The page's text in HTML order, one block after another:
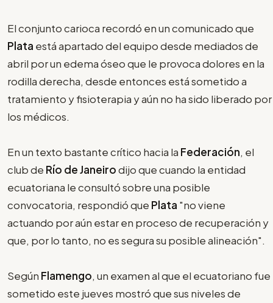
El conjunto carioca recordó en un comunicado que
Plata está apartado del equipo desde mediados de
abril por un edema óseo que le provoca dolores en la
rodilla derecha, desde entonces está sometido a
tratamiento y fisioterapia y aún no ha sido liberado por
los médicos.
En un texto bastante crítico hacia la Federación, el
club de Río de Janeirodijo que cuando la entidad
ecuatoriana le consultó sobre una posible
convocatoria, respondió que Plata "no viene
actuando por aún estar en proceso de recuperación y
que, por lo tanto, no es segura su posible alineación".
Según Flamengo, un examen al que el ecuatoriano fue
sometido este jueves mostró que sus niveles de